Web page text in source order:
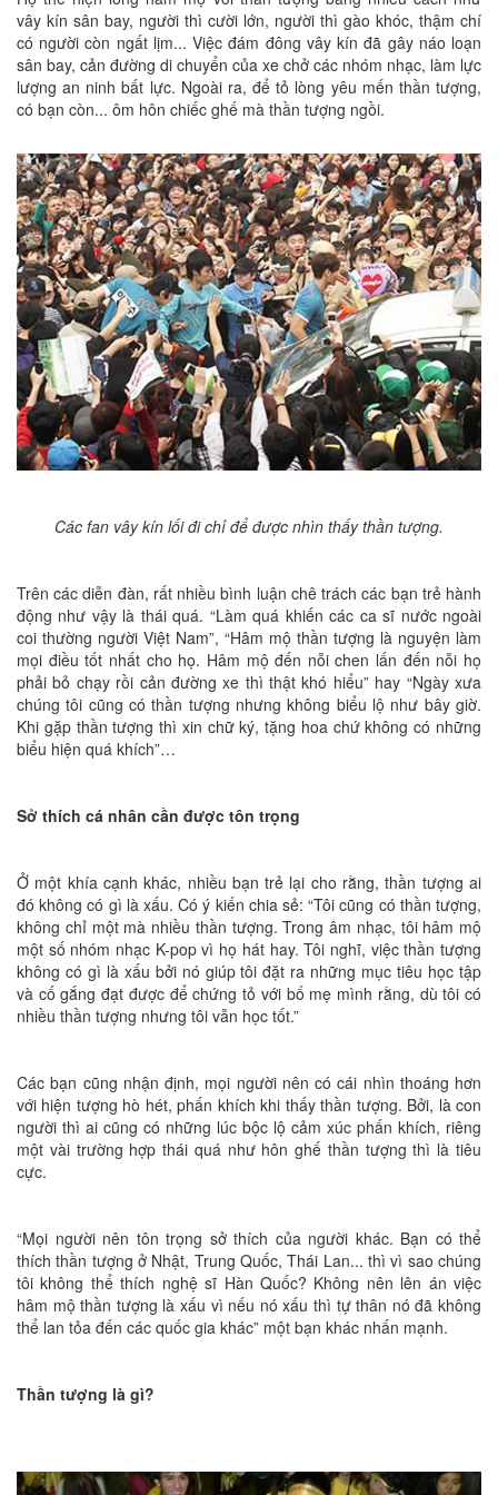
vây kín sân bay, người thì cười lớn, người thì gào khóc, thậm chí
có người còn ngất lịm... Việc đám đông vây kín đã gây náo loạn
sân bay, cản đường di chuyển của xe chở các nhóm nhạc, làm lực
lượng an ninh bất lực. Ngoài ra, để tỏ lòng yêu mến thần tượng,
có bạn còn... ôm hôn chiếc ghế mà thần tượng ngồi.
Các fan vây kín lối đi chỉ để được nhìn thấy thần tượng.
Trên các diễn đàn, rất nhiều bình luận chê trách các bạn trẻ hành
động như vậy là thái quá. “Làm quá khiến các ca sĩ nước ngoài
coi thường người Việt Nam”, “Hâm mộ thần tượng là nguyện làm
mọi điều tốt nhất cho họ. Hâm mộ đến nỗi chen lấn đến nỗi họ
phải bỏ chạy rồi cản đường xe thì thật khó hiểu” hay “Ngày xưa
chúng tôi cũng có thần tượng nhưng không biểu lộ như bây giờ.
Khi gặp thần tượng thì xin chữ ký, tặng hoa chứ không có những
biểu hiện quá khích”…
Sở thích cá nhân cần được tôn trọng
Ở một khía cạnh khác, nhiều bạn trẻ lại cho rằng, thần tượng ai
đó không có gì là xấu. Có ý kiến chia sẻ: “Tôi cũng có thần tượng,
không chỉ một mà nhiều thần tượng. Trong âm nhạc, tôi hâm mộ
một số nhóm nhạc K-pop vì họ hát hay. Tôi nghĩ, việc thần tượng
không có gì là xấu bởi nó giúp tôi đặt ra những mục tiêu học tập
và cố gắng đạt được để chứng tỏ với bố mẹ mình rằng, dù tôi có
nhiều thần tượng nhưng tôi vẫn học tốt.”
Các bạn cũng nhận định, mọi người nên có cái nhìn thoáng hơn
với hiện tượng hò hét, phấn khích khi thấy thần tượng. Bởi, là con
người thì ai cũng có những lúc bộc lộ cảm xúc phấn khích, riêng
một vài trường hợp thái quá như hôn ghế thần tượng thì là tiêu
cực.
“Mọi người nên tôn trọng sở thích của người khác. Bạn có thể
thích thần tượng ở Nhật, Trung Quốc, Thái Lan... thì vì sao chúng
tôi không thể thích nghệ sĩ Hàn Quốc? Không nên lên án việc
hâm mộ thần tượng là xấu vì nếu nó xấu thì tự thân nó đã không
thể lan tỏa đến các quốc gia khác” một bạn khác nhấn mạnh.
Thần tượng là gì?